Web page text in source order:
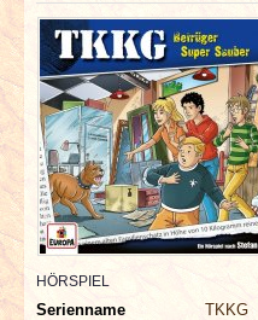
BERICHTE
VERLOSUNGEN
INTERVIEWS
SPECIALS
REDAKTION
HÖRSPIEL
Serienname
TKKG